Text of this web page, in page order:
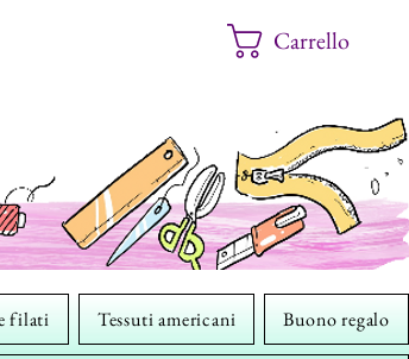
Carrello
filati Tessuti americani Buono regalo